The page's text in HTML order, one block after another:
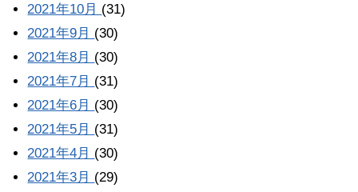
2021年10月 (31)
2021年9月 (30)
2021年8月 (30)
2021年7月 (31)
2021年6月 (30)
2021年5月 (31)
2021年4月 (30)
2021年3月 (29)